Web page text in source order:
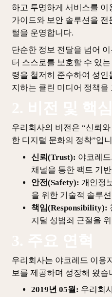
하고 투명하게 서비스를 이
가이드와 보안 솔루션을
털을 운영합니다.
단순한 정보 전달을 넘어
터 스스로를 보호할 수 있
령을 철저히 준수하여 성인
지하는 클린 미디어 정책을
우리회사의 비전은 “신뢰
한 디지털 문화의 정착”입
신뢰(Trust): 야코레
채널을 통한 팩트 기
안전(Safety): 개인정
을 위한 기술적 솔루
책임(Responsibility):
지털 성범죄 근절을
우리회사는 야코레드 이용
보를 제공하며 성장해 왔습
2019년 05월: 우리회